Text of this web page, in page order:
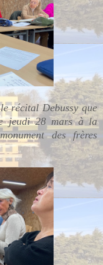
récital Debussy que
jeudi 28 mars à la
des frères